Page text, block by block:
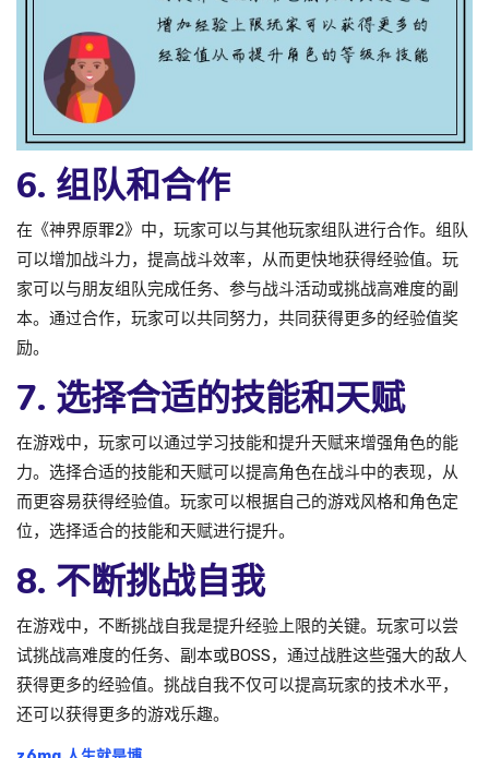
6. 组队和合作
在《神界原罪2》中，玩家可以与其他玩家组队进行合作。组队
可以增加战斗力，提高战斗效率，从而更快地获得经验值。玩
家可以与朋友组队完成任务、参与战斗活动或挑战高难度的副
本。通过合作，玩家可以共同努力，共同获得更多的经验值奖
励。
7. 选择合适的技能和天赋
在游戏中，玩家可以通过学习技能和提升天赋来增强角色的能
力。选择合适的技能和天赋可以提高角色在战斗中的表现，从
而更容易获得经验值。玩家可以根据自己的游戏风格和角色定
位，选择适合的技能和天赋进行提升。
8. 不断挑战自我
在游戏中，不断挑战自我是提升经验上限的关键。玩家可以尝
试挑战高难度的任务、副本或BOSS，通过战胜这些强大的敌人
获得更多的经验值。挑战自我不仅可以提高玩家的技术水平，
还可以获得更多的游戏乐趣。